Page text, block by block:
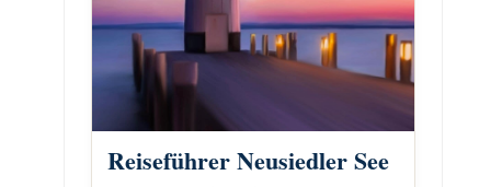
Reiseführer Neusiedler See